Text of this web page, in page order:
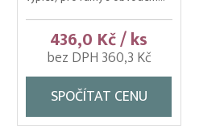
22 x 22 cm
osmibok 32 cm
průměr 35 cm
průměr 40 cm
průměr 45 cm
průměr 50 cm
436,0 Kč / ks
bez DPH 360,3 Kč
SPOČÍTAT CENU